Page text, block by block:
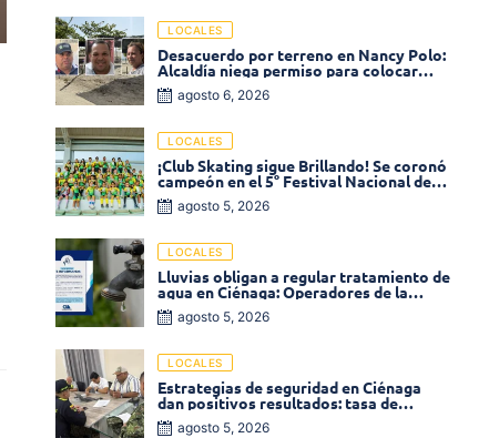
LOCALES
Desacuerdo por terreno en Nancy Polo:
Alcaldía niega permiso para colocar
venta de comidas
agosto 6, 2026
LOCALES
¡Club Skating sigue Brillando! Se coronó
campeón en el 5° Festival Nacional de
Patinaje «Soledad sobre Ruedas»
agosto 5, 2026
LOCALES
Lluvias obligan a regular tratamiento de
agua en Ciénaga: Operadores de la
Sierra anuncia baja presión en varios
sectores
agosto 5, 2026
LOCALES
Estrategias de seguridad en Ciénaga
dan positivos resultados: tasa de
homicidios disminuyó un 58% en 2026
agosto 5, 2026